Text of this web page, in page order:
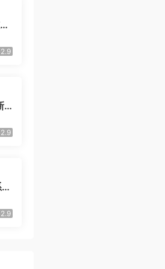
2.9
U
2.9
2.9